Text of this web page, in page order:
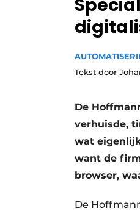
Tekst door
De
verhuisde,
wat
want de
browser,
De